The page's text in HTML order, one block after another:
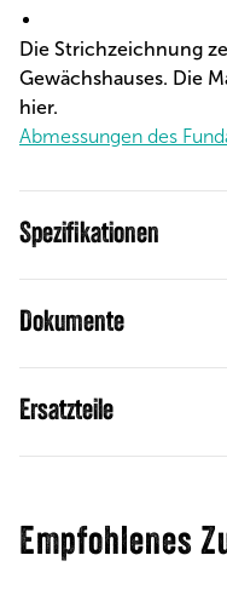
Die Strichzeichnung
Gewächshauses. Die
hier.
Abmessungen des
Spezifikationen
Dokumente
Ersatzteile
Empfohlenes